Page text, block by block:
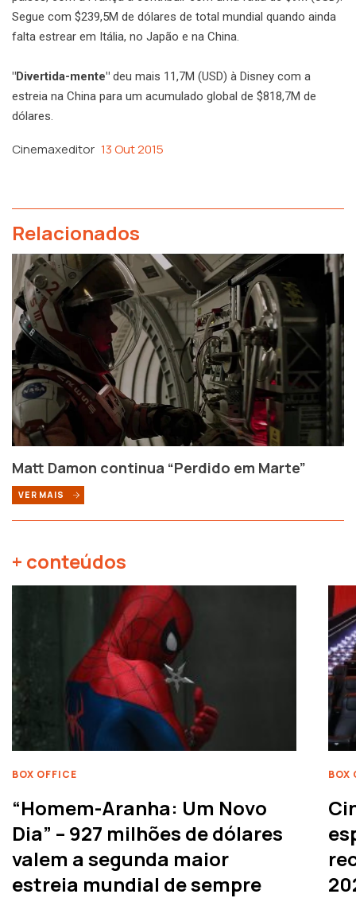
Segue com $239,5M de dólares de total mundial quando ainda
falta estrear em Itália, no Japão e na China.
"Divertida-mente" deu mais 11,7M (USD) à Disney com a
estreia na China para um acumulado global de $818,7M de
dólares.
Cinemaxeditor 13 Out 2015
Relacionados
Matt Damon continua “Perdido em Marte”
VER MAIS
+ conteúdos
BOX OFFICE
“Homem-Aranha: Um Novo
Dia” – 927 milhões de dólares
valem a segunda maior
estreia mundial de sempre
BOX